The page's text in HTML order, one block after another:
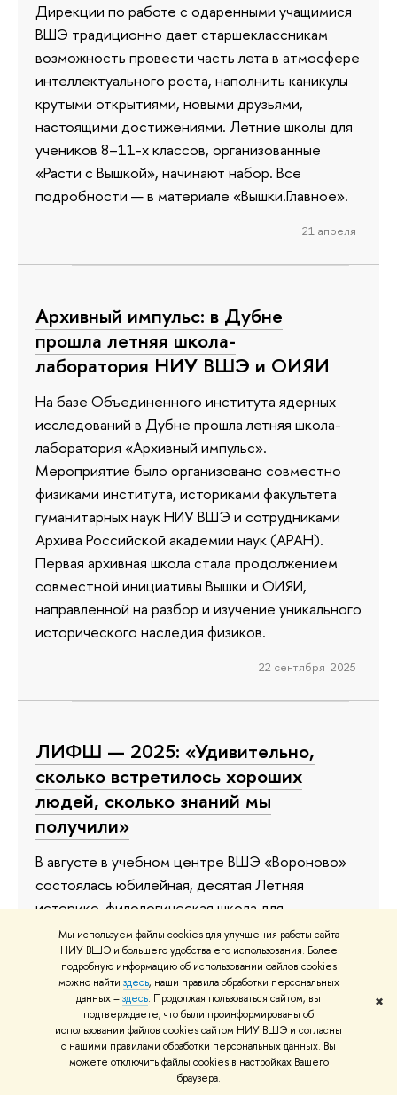
Мы используем файлы cookies для улучшения работы сайта
НИУ ВШЭ и большего удобства его использования. Более
подробную информацию об использовании файлов cookies
можно найти здесь, наши правила обработки персональных
данных –здесь. Продолжая пользоваться сайтом, вы
подтверждаете, что были проинформированы об
использовании файлов cookies сайтом НИУ ВШЭ и согласны
с нашими правилами обработки персональных данных. Вы
можете отключить файлы cookies в настройках Вашего
браузера.
✖
Дирекции по работе с одаренными учащимися
ВШЭ традиционно дает старшеклассникам
возможность провести часть лета в атмосфере
интеллектуального роста, наполнить каникулы
крутыми открытиями, новыми друзьями,
настоящими достижениями. Летние школы для
учеников 8–11-х классов, организованные
«Расти с Вышкой», начинают набор. Все
подробности — в материале «Вышки.Главное».
21 апреля
Архивный импульс: в Дубне
прошла летняя школа-
лаборатория НИУ ВШЭ и ОИЯИ
На базе Объединенного института ядерных
исследований в Дубне прошла летняя школа-
лаборатория «Архивный импульс».
Мероприятие было организовано совместно
физиками института, историками факультета
гуманитарных наук НИУ ВШЭ и сотрудниками
Архива Российской академии наук (АРАН).
Первая архивная школа стала продолжением
совместной инициативы Вышки и ОИЯИ,
направленной на разбор и изучение уникального
исторического наследия физиков.
22 сентября 2025
ЛИФШ — 2025: «Удивительно,
сколько встретилось хороших
людей, сколько знаний мы
получили»
В августе в учебном центре ВШЭ «Вороново»
состоялась юбилейная, десятая Летняя
историко-филологическая школа для
старшеклассников, организованная факультетом
гуманитарных наук Вышки. ЛИФШ — это
интенсивные лекционные занятия с ведущими
преподавателями Высшей школы экономики и
приглашенными экспертами, уникальные
семинары с выпускниками и магистрантами, а
главное — неповторимая атмосфера